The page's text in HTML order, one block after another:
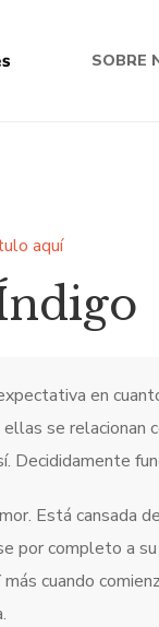
SOBRE
aquí
en
se relacionan
Decididamente
Está cansada
por completo a
cuando